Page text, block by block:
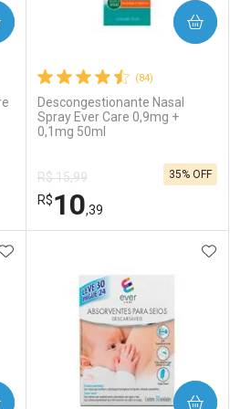
Ativar Desconto
Comprar sem Desconto
Por R$ 2,87/cada
Comprar sem Desconto
Por R$ 2,87/cada
(84)
Descongestionante Nasal
Spray Ever Care 0,9mg +
0,1mg 50ml
R$ 15,99
R$10,39
35% OFF
COMPRAR
Laboratório
Por Menos
AOS FAVORITOS
COMPRAR